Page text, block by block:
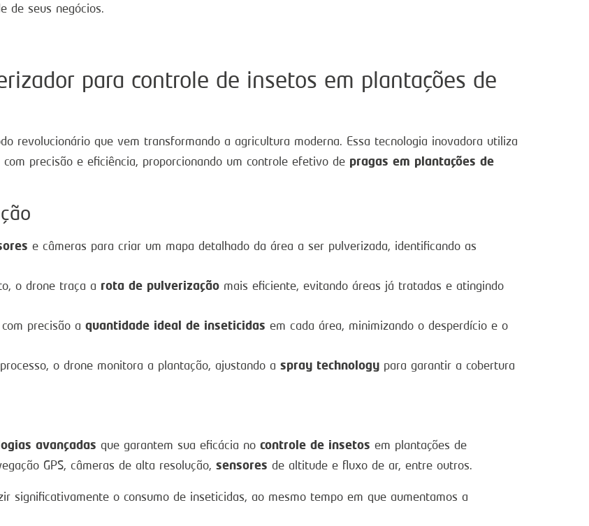
de seus negócios.
para controle de insetos em plantações de
revolucionário que vem transformando a agricultura moderna. Essa tecnologia inovadora utiliza
com precisão e eficiência, proporcionando um controle efetivo de pragas em plantações de
e câmeras para criar um mapa detalhado da área a ser pulverizada, identificando as
o drone traça a rota de pulverização mais eficiente, evitando áreas já tratadas e atingindo
precisão a quantidade ideal de inseticidas em cada área, minimizando o desperdício e o
o drone monitora a plantação, ajustando a spray technology para garantir a cobertura
avançadas que garantem sua eficácia no controle de insetos em plantações de
GPS, câmeras de alta resolução, sensores de altitude e fluxo de ar, entre outros.
significativamente o consumo de inseticidas, ao mesmo tempo em que aumentamos a